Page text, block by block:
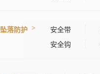
坠落防护 安全带
安全钩